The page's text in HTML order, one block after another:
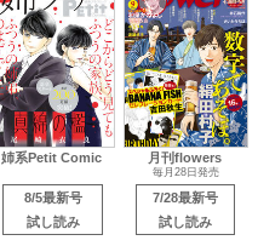
姉系Petit Comic
8/5最新号
試し読み
月刊flowers
毎月28日発売
7/28最新号
試し読み